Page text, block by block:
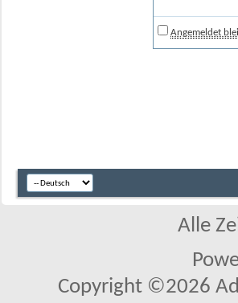
Angemeldet
Alle
Copyright ©2026